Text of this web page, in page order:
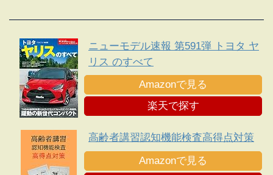
ニューモデル速報 第591弾 トヨタ ヤ
リス のすべて
Amazonで見る
楽天で探す
高齢者講習認知機能検査高得点対策
Amazonで見る